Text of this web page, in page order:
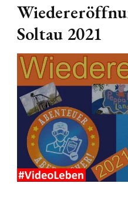
Soltau 2021